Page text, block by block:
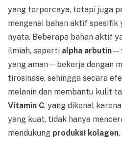
yang terpercaya, tetapi juga
mengenai bahan aktif spesifik
nyata. Beberapa bahan aktif
ilmiah, seperti alpha arbutin
yang aman—bekerja dengan
tirosinase, sehingga secara
melanin dan membantu kulit
Vitamin C, yang dikenal
yang kuat, tidak hanya
mendukung produksi kolagen